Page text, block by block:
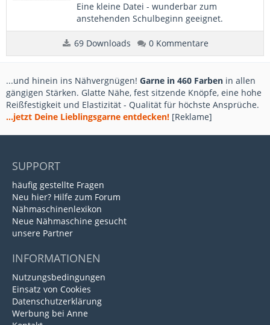
Eine kleine Datei - wunderbar zum
anstehenden Schulbeginn geeignet.
69 Downloads 0 Kommentare
...und hinein ins Nähvergnügen! Garne in 460 Farben in allen
gängigen Stärken. Glatte Nähe, fest sitzende Knöpfe, eine hohe
Reißfestigkeit und Elastizität - Qualität für höchste Ansprüche.
...jetzt Deine Lieblingsgarne entdecken! [Reklame]
SUPPORT
häufig gestellte Fragen
Neu hier? Hilfe zum Forum
Nähmaschinenlexikon
Neue Nähmaschine gesucht
unsere Partner
INFORMATIONEN
Nutzungsbedingungen
Einsatz von Cookies
Datenschutzerklärung
Werbung bei Anne